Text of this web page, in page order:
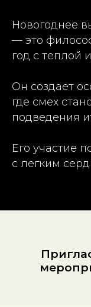
Новогоднее
— это
год с
Он создает
где смех
подведения
Его участие
с легким